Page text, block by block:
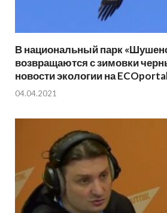
В национальный парк
возвращаются с зимовки
новости экологии на
04.04.2021